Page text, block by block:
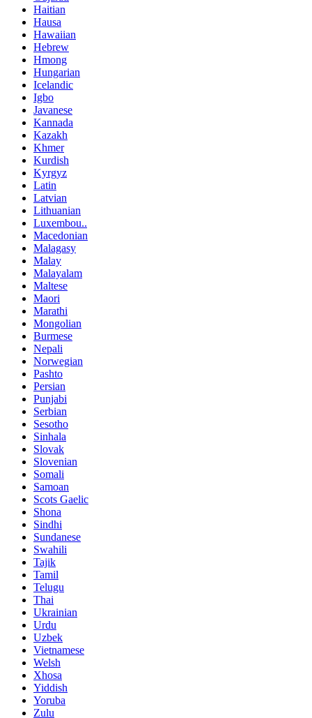
Haitian
Hausa
Hawaiian
Hebrew
Hmong
Hungarian
Icelandic
Igbo
Javanese
Kannada
Kazakh
Khmer
Kurdish
Kyrgyz
Latin
Latvian
Lithuanian
Luxembou..
Macedonian
Malagasy
Malay
Malayalam
Maltese
Maori
Marathi
Mongolian
Burmese
Nepali
Norwegian
Pashto
Persian
Punjabi
Serbian
Sesotho
Sinhala
Slovak
Slovenian
Somali
Samoan
Scots Gaelic
Shona
Sindhi
Sundanese
Swahili
Tajik
Tamil
Telugu
Thai
Ukrainian
Urdu
Uzbek
Vietnamese
Welsh
Xhosa
Yiddish
Yoruba
Zulu